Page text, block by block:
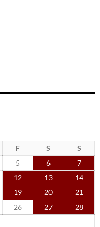
F S
S
5 6
7
12 13
14
19 20
21
26 27
28